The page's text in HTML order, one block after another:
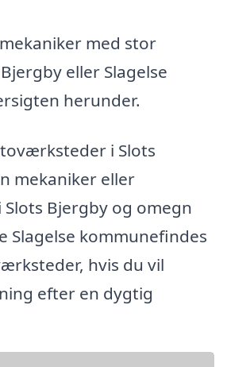
med stor
eller Slagelse
herunder.
i Slots
mekaniker eller
Bjergby og omegn
Slagelse kommunefindes
hvis du vil
efter en dygtig